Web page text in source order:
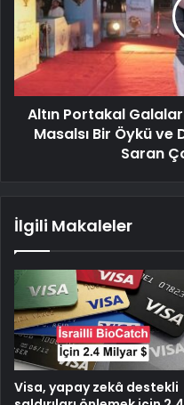
Altın Portakal
Masalsı Bir Öykü ve
Saran
İlgili Makaleler
Visa, yapay zekâ destekli